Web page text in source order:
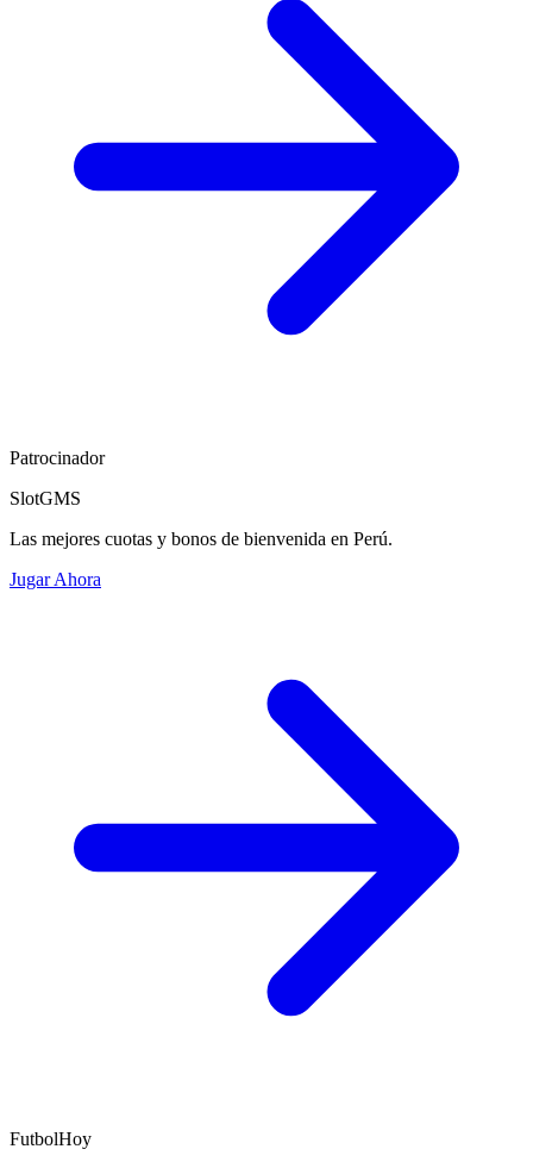
Patrocinador
SlotGMS
Las mejores cuotas y bonos de bienvenida en Perú.
Jugar Ahora
FutbolHoy